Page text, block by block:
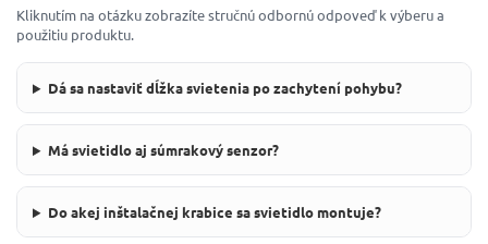
Kliknutím na otázku zobrazíte stručnú odbornú odpoveď k výberu a
použitiu produktu.
Dá sa nastaviť dĺžka svietenia po zachytení pohybu?
Má svietidlo aj súmrakový senzor?
Do akej inštalačnej krabice sa svietidlo montuje?